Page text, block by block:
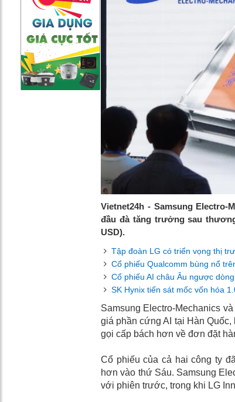
Vietnet24h - Samsung Electro-
đầu đà tăng trưởng sau
USD).
Tập đoàn LG có triển vọng thị
Cổ phiếu Qualcomm bùng nổ
Cổ phiếu AI châu Âu ngược
SK Hynix tiến sát mốc vốn hóa
Samsung Electro-Mechanics
giá phần cứng AI tại Hàn
gọi cấp bách hơn về đơn đặt
Cổ phiếu của cả hai công ty
hơn vào thứ Sáu. Samsung
với phiên trước, trong khi LG